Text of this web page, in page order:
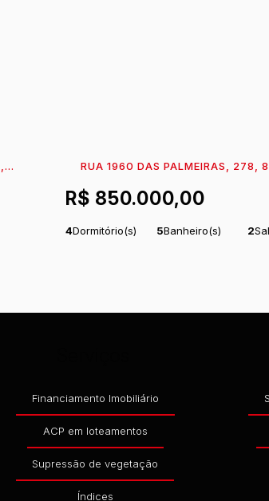
R$ 850.000,00
RUA 1960 DAS PALMEIRAS,
BRASIL
4Dormitório(s) 5Banheiro(s) 2
Financiamento Imobiliário
ACP em loteamentos
Supressão de vegetação
Índices